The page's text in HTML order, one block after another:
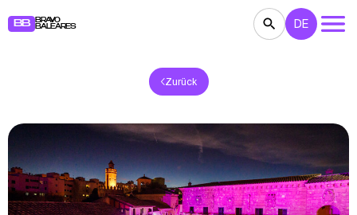
BB
BRAVO
BALEARES
THEATER
RESTAURANTS MÄRKTE PARTEIEN
FÜR KINDER BB NOTE
DE
Zurück